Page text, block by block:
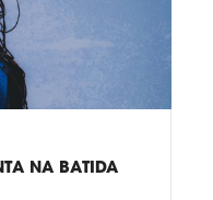
NA BATIDA